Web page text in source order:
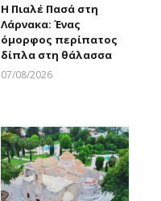
Η Πιαλέ Πασά στη
Λάρνακα: Ένας
όμορφος περίπατος
δίπλα στη θάλασσα
07/08/2026